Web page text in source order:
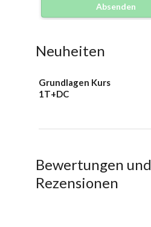
Absenden
Neuheiten
Grundlagen Kurs
1T+DC
Bewertungen und
Rezensionen